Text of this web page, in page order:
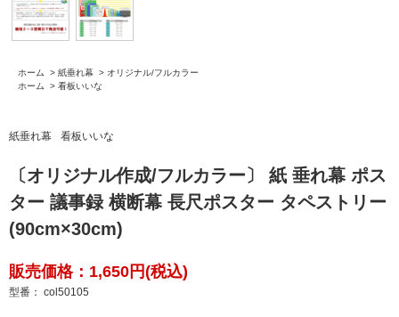
ホーム > 紙垂れ幕 > オリジナル/フルカラー
ホーム
> 看板いいな
紙垂れ幕 看板いいな
〔オリジナル作成/フルカラー〕 紙 垂れ幕 ポス
ター 議事録 横断幕 長尺ポスター タペストリー
(90cm×30cm)
販売価格：1,650円(税込)
型番： col50105